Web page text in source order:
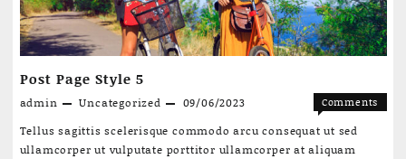
Post Page Style 5
admin Uncategorized 09/06/2023
Comments
Post
Tellus sagittis scelerisque commodo arcu consequat ut sed
ullamcorper ut vulputate porttitor ullamcorper at aliquam